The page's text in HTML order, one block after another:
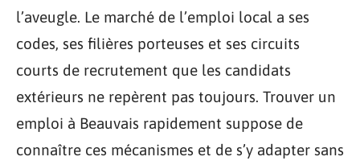
l’aveugle. Le marché de l’emploi local a ses
codes, ses filières porteuses et ses circuits
courts de recrutement que les candidats
extérieurs ne repèrent pas toujours. Trouver un
emploi à Beauvais rapidement suppose de
connaître ces mécanismes et de s’y adapter sans